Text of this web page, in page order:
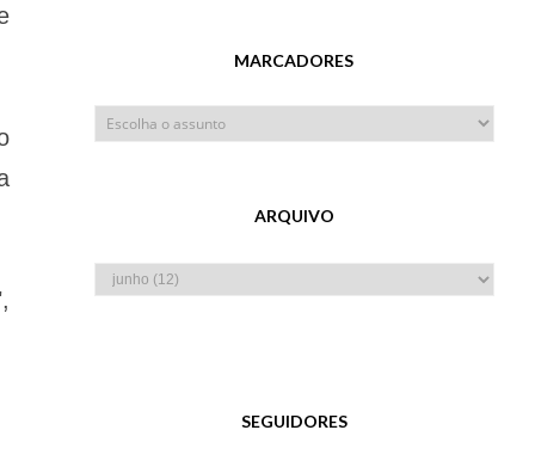
MARCADORES
ARQUIVO
SEGUIDORES